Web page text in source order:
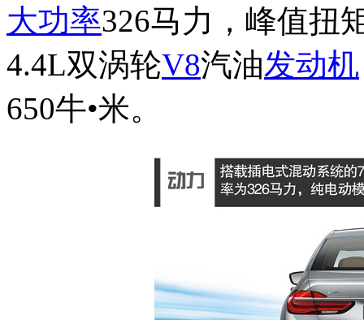
大功率326马力，峰值扭
4.4L双涡轮V8汽油发动机
650牛•米。